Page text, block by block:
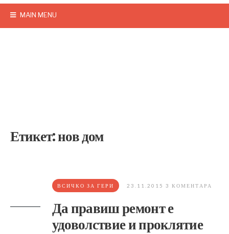
MAIN MENU
Етикет:нов дом
ВСИЧКО ЗА ГЕРИ 23.11.2015 3 КОМЕНТАРА
Да правиш ремонт е
удоволствие и проклятие